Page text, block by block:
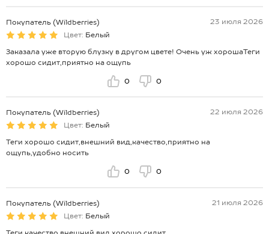
Покупатель (Wildberries)
23 июля 2026
Цвет: Белый
Заказала уже вторую блузку в другом цвете! Очень уж хорошаТеги
хорошо сидит,приятно на ощупь
0 0
Покупатель (Wildberries)
22 июля 2026
Цвет: Белый
Теги хорошо сидит,внешний вид,качество,приятно на
ощупь,удобно носить
0 0
Покупатель (Wildberries)
21 июля 2026
Цвет: Белый